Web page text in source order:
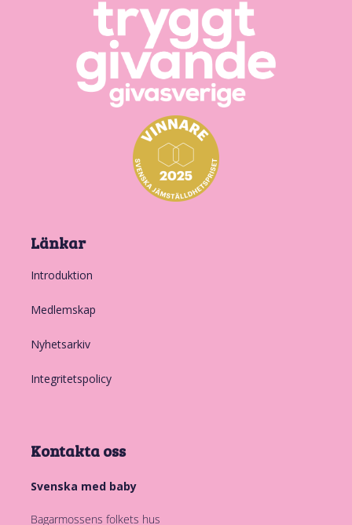
Länkar
Introduktion
Medlemskap
Nyhetsarkiv
Integritetspolicy
Kontakta oss
Svenska med baby
Bagarmossens folkets hus